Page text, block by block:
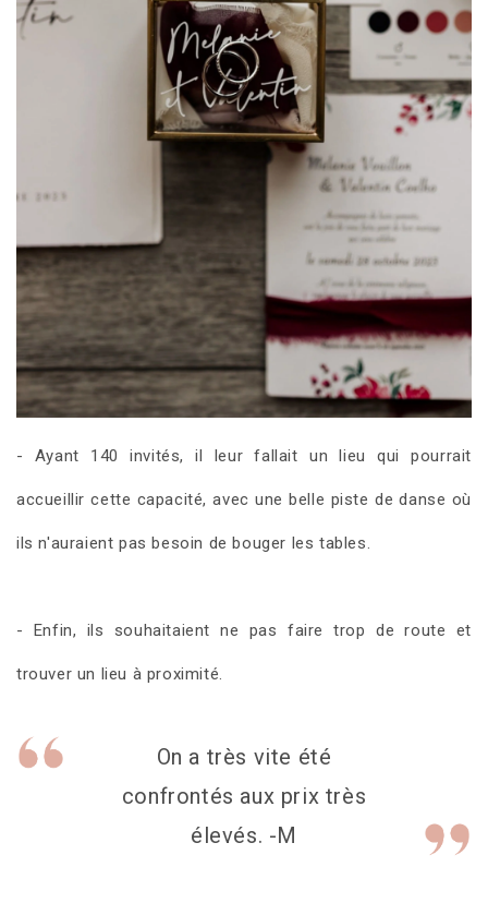
- Ayant 140 invités, il leur fallait un lieu qui pourrait
accueillir cette capacité, avec une belle piste de danse où
ils n'auraient pas besoin de bouger les tables.
- Enfin, ils souhaitaient ne pas faire trop de route et
trouver un lieu à proximité.
On a très vite été
confrontés aux prix très
élevés. -M